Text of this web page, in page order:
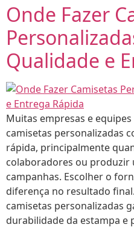
Onde Fazer
Qualidade e
Muitas empresas e
camisetas personalizadas
rápida, principalmente
colaboradores ou produzir
campanhas. Escolher o
diferença no resultado
camisetas personalizadas
durabilidade da estampa e